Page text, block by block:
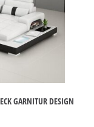
GARNITUR DESIGN